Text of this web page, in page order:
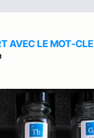
AVEC LE MOT-CLE